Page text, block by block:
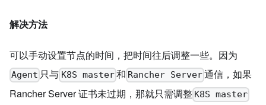
解决方法
可以手动设置节点的时间，把时间往后调整一些。因为
Agent 只与 K8S master和 Rancher Server通信，如果
Rancher Server 证书未过期，那就只需调整 K8S master